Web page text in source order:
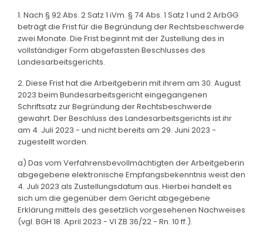
1. Nach § 92 Abs. 2 Satz 1 iVm. § 74 Abs. 1 Satz 1 und 2 ArbGG
beträgt die Frist für die Begründung der Rechtsbeschwerde
zwei Monate. Die Frist beginnt mit der Zustellung des in
vollständiger Form abgefassten Beschlusses des
Landesarbeitsgerichts.
2. Diese Frist hat die Arbeitgeberin mit ihrem am 30. August
2023 beim Bundesarbeitsgericht eingegangenen
Schriftsatz zur Begründung der Rechtsbeschwerde
gewahrt. Der Beschluss des Landesarbeitsgerichts ist ihr
am 4. Juli 2023 - und nicht bereits am 29. Juni 2023 -
zugestellt worden.
a) Das vom Verfahrensbevollmächtigten der Arbeitgeberin
abgegebene elektronische Empfangsbekenntnis weist den
4. Juli 2023 als Zustellungsdatum aus. Hierbei handelt es
sich um die gegenüber dem Gericht abgegebene
Erklärung mittels des gesetzlich vorgesehenen Nachweises
(vgl. BGH 18. April 2023 - VI ZB 36/22 - Rn. 10 ff.).